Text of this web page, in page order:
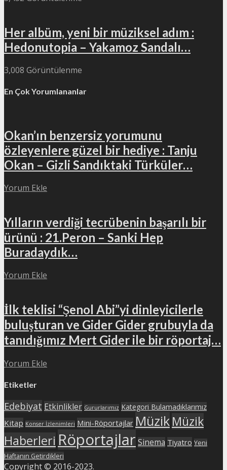
Her albüm, yeni bir müziksel adım :
Hedonutopia – Yakamoz Sandalı…
3,008 Görüntülenme
En Çok Yorumlananlar
Okan’ın benzersiz yorumunu
özleyenlere güzel bir hediye : Tanju
Okan – Gizli Sandıktaki Türküler…
Yorum Ekle
Yılların verdiği tecrübenin başarılı bir
ürünü : 21.Peron – Sanki Hep
Buradaydık…
Yorum Ekle
İlk teklisi “Şenol Abi”yi dinleyicilerle
buluşturan ve Gider Gider grubuyla da
tanıdığımız Mert Gider ile bir röportaj…
Yorum Ekle
Etiketler
Edebiyat Etkinlikler Gururlarımız Kategori Bulamadıklarımız
Kitap Konser İzlenimleri Mini-Röportajlar MüzikMüzik
Haberleri Röportajlar Sinema Tiyatro Yeni
Haftanın Getirdikleri
Copyright © 2016-2023.